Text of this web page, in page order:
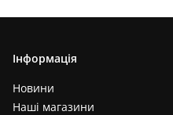
Інформація
Новини
Наші магазини